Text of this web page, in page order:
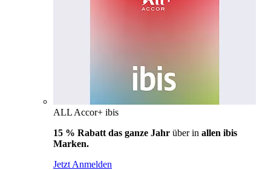
ALL Accor+ ibis
15 % Rabatt das ganze Jahr über in allen ibis
Marken.
Jetzt Anmelden